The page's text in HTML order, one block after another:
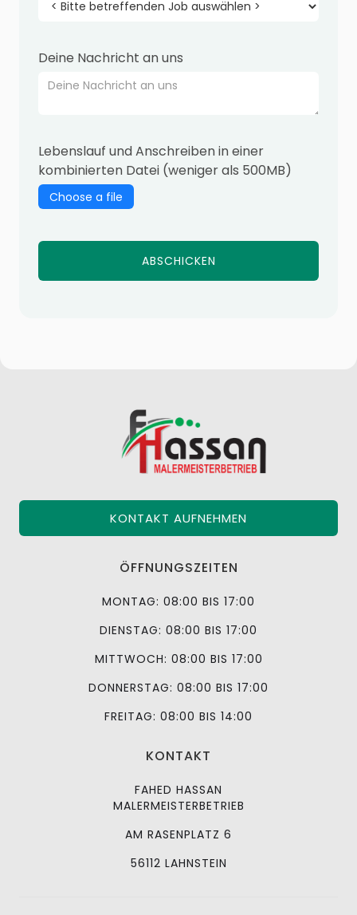
Deine Nachricht an uns
Lebenslauf und Anschreiben in einer
kombinierten Datei (weniger als 500MB)
Choose a file
KONTAKT AUFNEHMEN
ÖFFNUNGSZEITEN
MONTAG: 08:00 BIS 17:00
DIENSTAG: 08:00 BIS 17:00
MITTWOCH: 08:00 BIS 17:00
DONNERSTAG: 08:00 BIS 17:00
FREITAG: 08:00 BIS 14:00
KONTAKT
FAHED HASSAN
MALERMEISTERBETRIEB
AM RASENPLATZ 6
56112 LAHNSTEIN